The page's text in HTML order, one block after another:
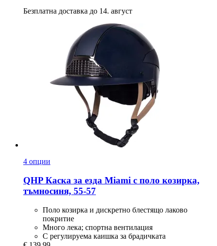
Безплатна доставка до 14. август
4 опции
QHP Каска за езда Miami с поло козирка,
тъмносиня, 55-​57
Поло козирка и дискретно блестящо лаково
покритие
Много лека; спортна вентилация
С регулируема каишка за брадичката